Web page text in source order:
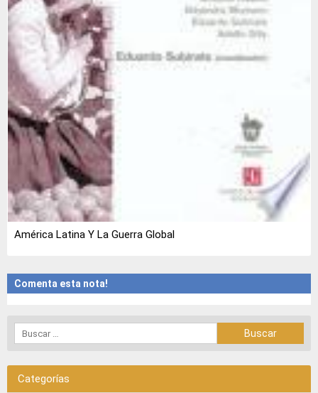
América Latina Y La Guerra Global
Comenta esta nota!
Categorías